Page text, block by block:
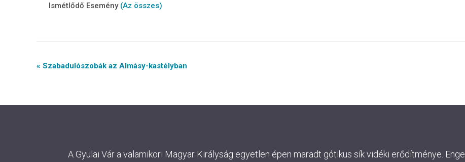
Ismétlődő Esemény (Az összes)
Event
« Szabadulószobák az Almásy-kastélyban
A Gyulai Vár a valamikori Magyar Királyság egyetlen épen maradt gótikus sík vidéki erődítménye.